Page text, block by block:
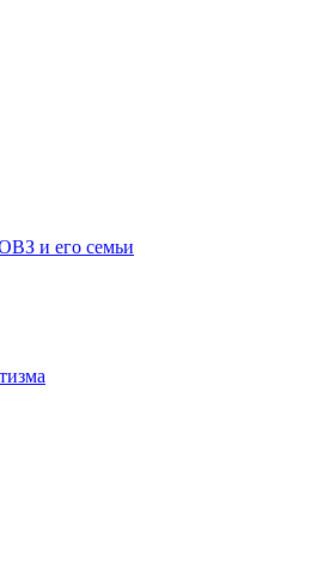
и его семьи